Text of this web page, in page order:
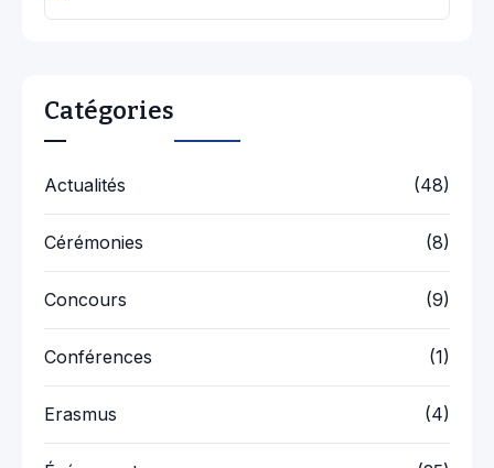
Catégories
Actualités (48)
Cérémonies (8)
Concours (9)
Conférences (1)
Erasmus (4)